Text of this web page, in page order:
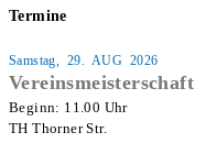
Termine
Samstag, 29. AUG 2026
Vereinsmeisterschaft
Beginn: 11.00 Uhr
TH Thorner Str.